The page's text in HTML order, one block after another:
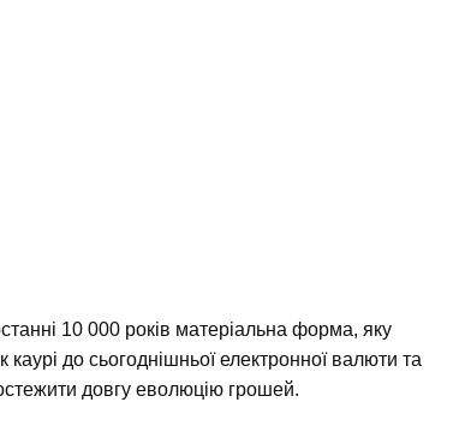
10 000 років матеріальна форма, яку
до сьогоднішньої електронної валюти та
довгу еволюцію грошей.